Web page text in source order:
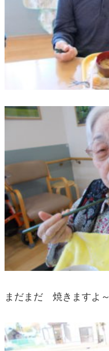
まだまだ 焼きますよ～